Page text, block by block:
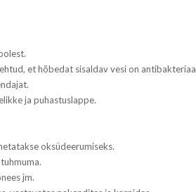
et hõbedat sisaldav vesi on
ja puhastuslappe.
oksüdeerumiseks.
jm.